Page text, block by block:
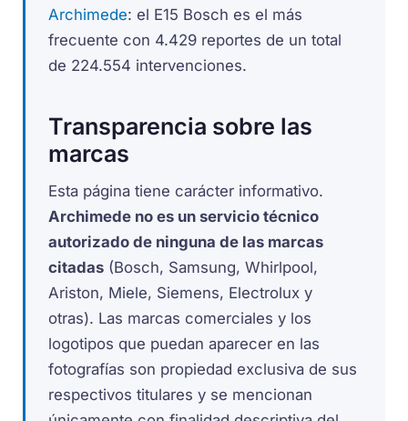
Archimede: el E15 Bosch es el más
frecuente con 4.429 reportes de un total
de 224.554 intervenciones.
Transparencia sobre las
marcas
Esta página tiene carácter informativo.
Archimede no es un servicio técnico
autorizado de ninguna de las marcas
citadas (Bosch, Samsung, Whirlpool,
Ariston, Miele, Siemens, Electrolux y
otras). Las marcas comerciales y los
logotipos que puedan aparecer en las
fotografías son propiedad exclusiva de sus
respectivos titulares y se mencionan